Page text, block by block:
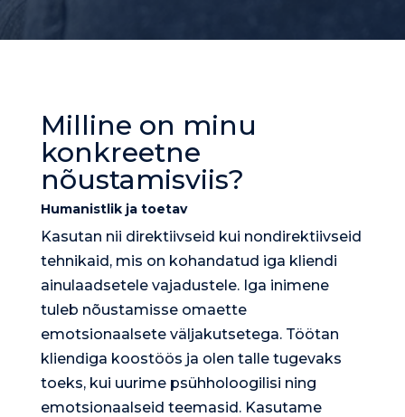
Milline on minu
konkreetne
nõustamisviis?
Humanistlik ja toetav
Kasutan nii direktiivseid kui nondirektiivseid
tehnikaid, mis on kohandatud iga kliendi
ainulaadsetele vajadustele. Iga inimene
tuleb nõustamisse omaette
emotsionaalsete väljakutsetega. Töötan
kliendiga koostöös ja olen talle tugevaks
toeks, kui uurime psühholoogilisi ning
emotsionaalseid teemasid. Kasutame